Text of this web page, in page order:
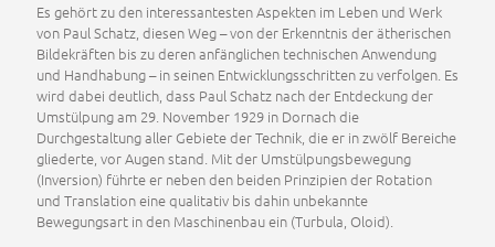
Es gehört zu den interessantesten Aspekten im Leben und Werk
von Paul Schatz, diesen Weg – von der Erkenntnis der ätherischen
Bildekräften bis zu deren anfänglichen technischen Anwendung
und Handhabung – in seinen Entwicklungsschritten zu verfolgen. Es
wird dabei deutlich, dass Paul Schatz nach der Entdeckung der
Umstülpung am 29. November 1929 in Dornach die
Durchgestaltung aller Gebiete der Technik, die er in zwölf Bereiche
gliederte, vor Augen stand. Mit der Umstülpungsbewegung
(Inversion) führte er neben den beiden Prinzipien der Rotation
und Translation eine qualitativ bis dahin unbekannte
Bewegungsart in den Maschinenbau ein (Turbula, Oloid).